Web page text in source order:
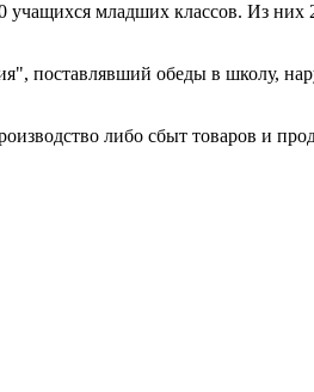
учащихся младших классов. Из
поставлявший обеды в школу,
либо сбыт товаров и